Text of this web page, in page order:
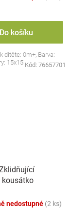
Do košíku
dítěte: 0m+, Barva:
15x15 cm.
Kód: 76657701
nedostupné (2 ks)